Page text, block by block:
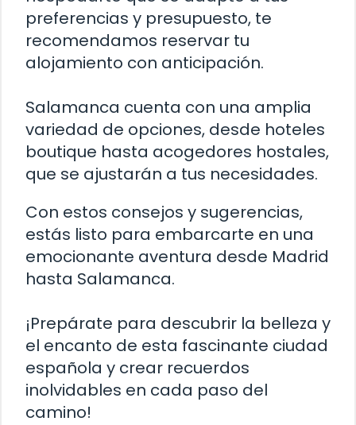
preferencias y presupuesto, te
recomendamos reservar tu
alojamiento con anticipación.
Salamanca cuenta con una amplia
variedad de opciones, desde hoteles
boutique hasta acogedores hostales,
que se ajustarán a tus necesidades.
Con estos consejos y sugerencias,
estás listo para embarcarte en una
emocionante aventura desde Madrid
hasta Salamanca.
¡Prepárate para descubrir la belleza y
el encanto de esta fascinante ciudad
española y crear recuerdos
inolvidables en cada paso del
camino!